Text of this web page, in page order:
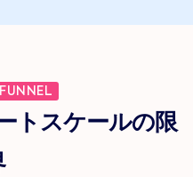
トスケールの限